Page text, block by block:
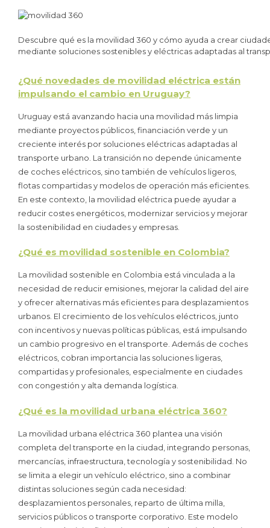
Descubre qué es la movilidad 360 y cómo ayuda a crear
mediante soluciones sostenibles y eléctricas adaptadas al
¿Qué novedades de movilidad eléctrica están
impulsando el cambio en Uruguay?
Uruguay está avanzando hacia una movilidad más limpia
mediante proyectos públicos, financiación verde y un
creciente interés por soluciones eléctricas adaptadas al
transporte urbano. La transición no depende únicamente
de coches eléctricos, sino también de vehículos ligeros,
flotas compartidas y modelos de operación más eficientes.
En este contexto, la movilidad eléctrica puede ayudar a
reducir costes energéticos, modernizar servicios y mejorar
la sostenibilidad en ciudades y empresas.
¿Qué es movilidad sostenible en Colombia?
La movilidad sostenible en Colombia está vinculada a la
necesidad de reducir emisiones, mejorar la calidad del aire
y ofrecer alternativas más eficientes para desplazamientos
urbanos. El crecimiento de los vehículos eléctricos, junto
con incentivos y nuevas políticas públicas, está impulsando
un cambio progresivo en el transporte. Además de coches
eléctricos, cobran importancia las soluciones ligeras,
compartidas y profesionales, especialmente en ciudades
con congestión y alta demanda logística.
¿Qué es la movilidad urbana eléctrica 360?
La movilidad urbana eléctrica 360 plantea una visión
completa del transporte en la ciudad, integrando personas,
mercancías, infraestructura, tecnología y sostenibilidad. No
se limita a elegir un vehículo eléctrico, sino a combinar
distintas soluciones según cada necesidad:
desplazamientos personales, reparto de última milla,
servicios públicos o transporte corporativo. Este modelo